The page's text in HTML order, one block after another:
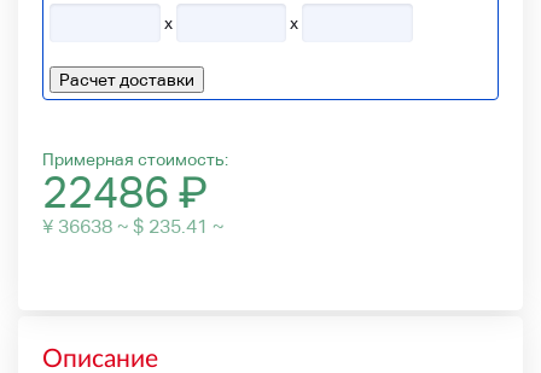
x
x
Расчет доставки
Примерная стоимость:
22486 ₽
¥ 36638 ~ $ 235.41 ~
Описание